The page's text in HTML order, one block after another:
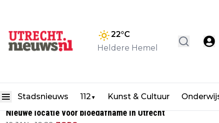
22°C
Heldere Hemel
Stadsnieuws 112 ▼ Kunst & Cultuur
Nieuwe locatie voor bloedafname in Utrecht